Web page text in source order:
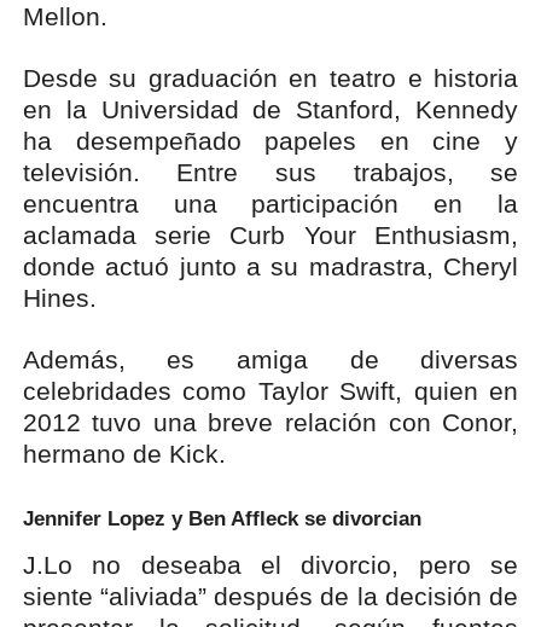
Mellon.
Desde su graduación en teatro e historia
en la Universidad de Stanford, Kennedy
ha desempeñado papeles en cine y
televisión. Entre sus trabajos, se
encuentra una participación en la
aclamada serie Curb Your Enthusiasm,
donde actuó junto a su madrastra, Cheryl
Hines.
Además, es amiga de diversas
celebridades como Taylor Swift, quien en
2012 tuvo una breve relación con Conor,
hermano de Kick.
Jennifer Lopez y Ben Affleck se divorcian
J.Lo no deseaba el divorcio, pero se
siente “aliviada” después de la decisión de